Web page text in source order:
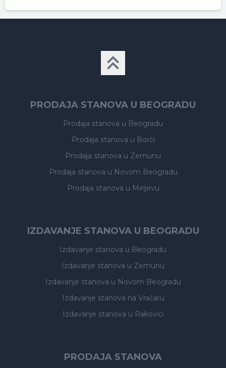
PRODAJA STANOVA U BEOGRADU
Prodaja stanova u Beogradu
Prodaja stanova u Borči
Prodaja stanova u Zemunu
Prodaja stanova u Novom Beogradu
Prodaja stanova u Mirijevu
IZDAVANJE STANOVA U BEOGRADU
Izdavanje stanova u Beogradu
Izdavanje stanova u Zemunu
Izdavanje stanova u Novom Beogradu
Izdavanje stanova na Vračaru
Izdavanje stanova u Rakovici
PRODAJA STANOVA